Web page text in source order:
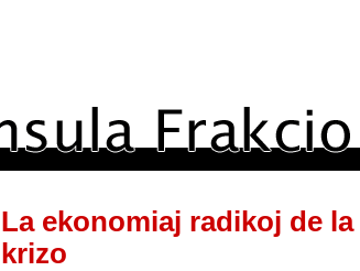
La ekonomiaj radikoj de
krizo